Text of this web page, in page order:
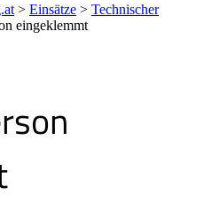
> Einsätze > Technischer
eingeklemmt